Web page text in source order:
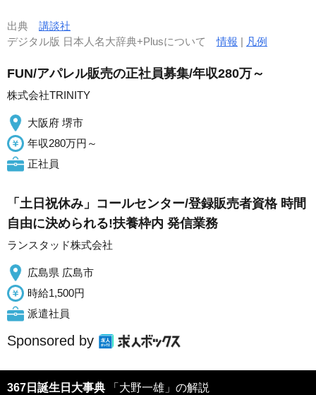
出典 講談社
デジタル版 日本人名大辞典+Plusについて情報 | 凡例
FUN/アパレル販売の正社員募集/年収280万～
株式会社TRINITY
大阪府 堺市
年収280万円～
正社員
「土日祝休み」コールセンター/登録販売者資格 時間
自由に決められる!扶養枠内 発信業務
ランスタッド株式会社
広島県 広島市
時給1,500円
派遣社員
Sponsored by
367日誕生日大事典 「大野一雄」の解説